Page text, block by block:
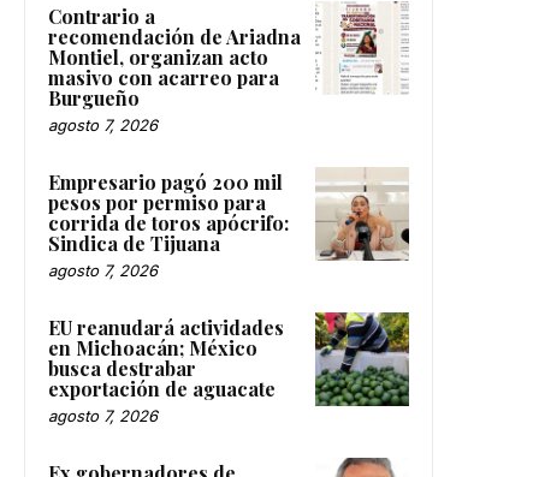
Contrario a
recomendación de Ariadna
Montiel, organizan acto
masivo con acarreo para
Burgueño
agosto 7, 2026
Empresario pagó 200 mil
pesos por permiso para
corrida de toros apócrifo:
Sindica de Tijuana
agosto 7, 2026
EU reanudará actividades
en Michoacán; México
busca destrabar
exportación de aguacate
agosto 7, 2026